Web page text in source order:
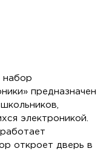
набор
предназначен
электроникой.
откроет дверь в